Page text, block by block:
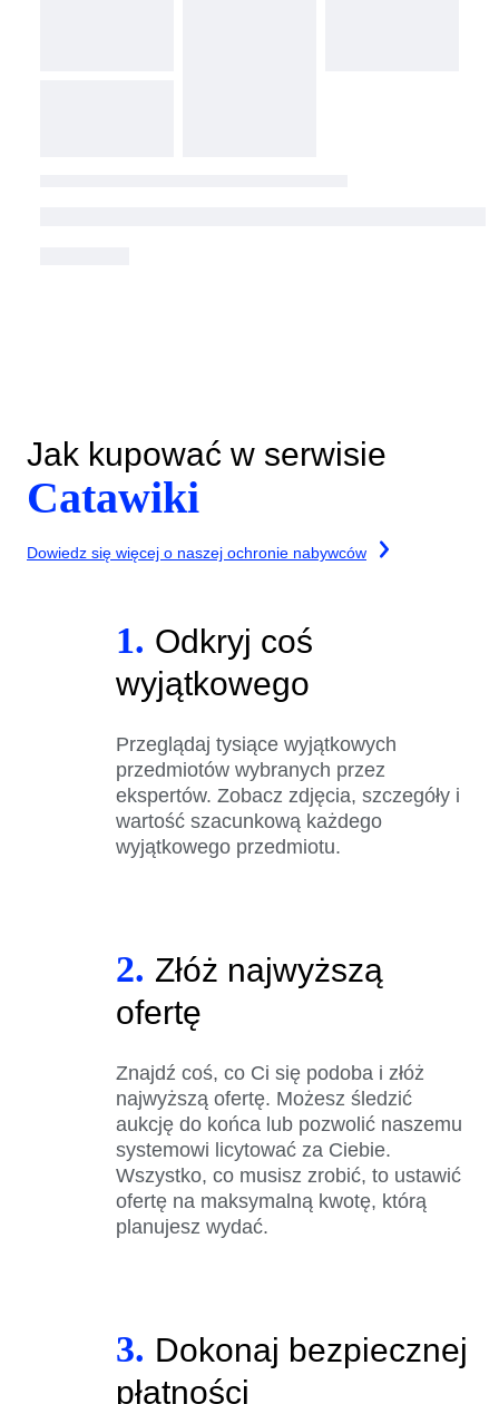
Jak kupować w serwisie
Catawiki
Dowiedz się więcej o naszej ochronie nabywców
1. Odkryj coś
wyjątkowego
Przeglądaj tysiące wyjątkowych
przedmiotów wybranych przez
ekspertów. Zobacz zdjęcia, szczegóły i
wartość szacunkową każdego
wyjątkowego przedmiotu.
2. Złóż najwyższą
ofertę
Znajdź coś, co Ci się podoba i złóż
najwyższą ofertę. Możesz śledzić
aukcję do końca lub pozwolić naszemu
systemowi licytować za Ciebie.
Wszystko, co musisz zrobić, to ustawić
ofertę na maksymalną kwotę, którą
planujesz wydać.
3. Dokonaj bezpiecznej
płatności